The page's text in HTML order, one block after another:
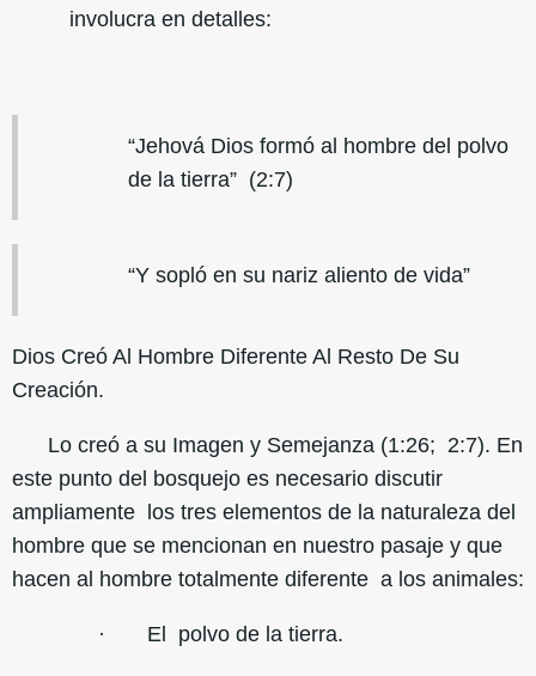
involucra en detalles:
“Jehová Dios formó al hombre del polvo
de la tierra” (2:7)
“Y sopló en su nariz aliento de vida”
Dios Creó Al Hombre Diferente Al Resto De Su
Creación.
Lo creó a su Imagen y Semejanza (1:26; 2:7). En
este punto del bosquejo es necesario discutir
ampliamente los tres elementos de la naturaleza del
hombre que se mencionan en nuestro pasaje y que
hacen al hombre totalmente diferente a los animales:
· El polvo de la tierra.